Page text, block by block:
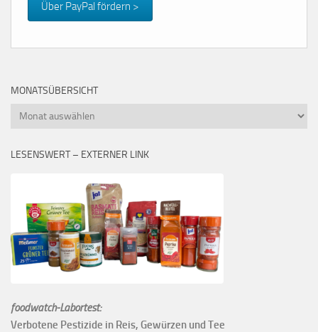
Über PayPal fördern >
MONATSÜBERSICHT
Monatsübersicht
LESENSWERT – EXTERNER LINK
foodwatch-Labortest:
Verbotene Pestizide in Reis, Gewürzen und Tee